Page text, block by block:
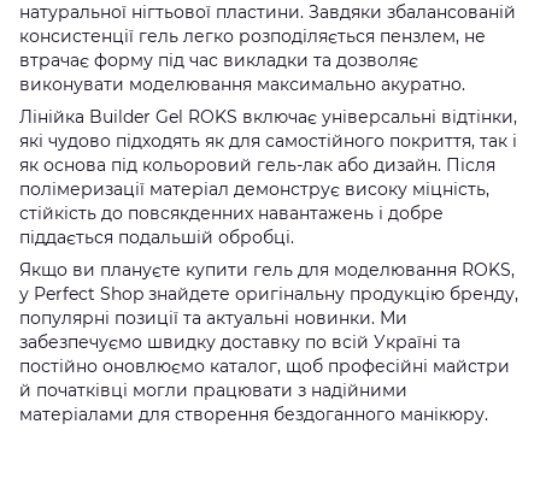
натуральної нігтьової пластини. Завдяки збалансованій
консистенції гель легко розподіляється пензлем, не
втрачає форму під час викладки та дозволяє
виконувати моделювання максимально акуратно.
Лінійка Builder Gel ROKS включає універсальні відтінки,
які чудово підходять як для самостійного покриття, так і
як основа під кольоровий гель-лак або дизайн. Після
полімеризації матеріал демонструє високу міцність,
стійкість до повсякденних навантажень і добре
піддається подальшій обробці.
Якщо ви плануєте купити гель для моделювання ROKS,
у Perfect Shop знайдете оригінальну продукцію бренду,
популярні позиції та актуальні новинки. Ми
забезпечуємо швидку доставку по всій Україні та
постійно оновлюємо каталог, щоб професійні майстри
й початківці могли працювати з надійними
матеріалами для створення бездоганного манікюру.